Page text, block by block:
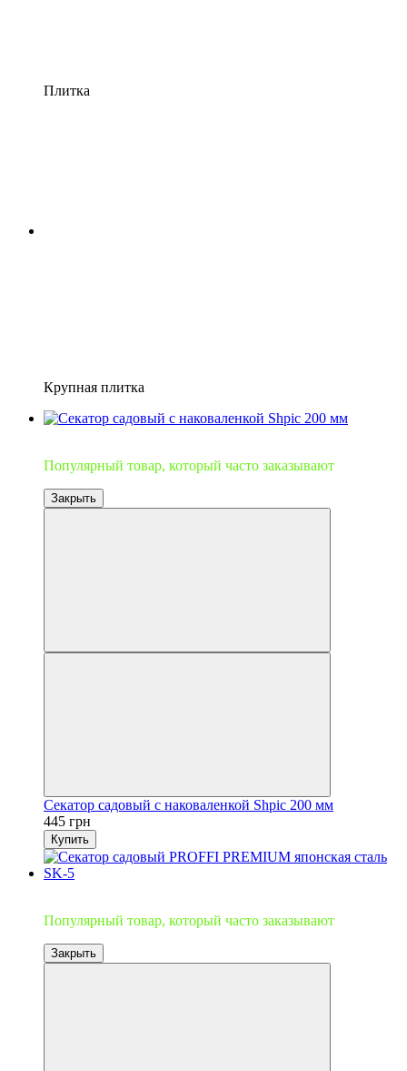
Плитка
Крупная плитка
Популярный товар, который часто заказывают
Закрыть
Секатор садовый с наковаленкой Shpic 200 мм
445 грн
Купить
Популярный товар, который часто заказывают
Закрыть